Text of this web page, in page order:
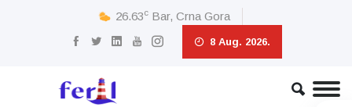
26.63c Bar, Crna Gora
8 Aug. 2026.